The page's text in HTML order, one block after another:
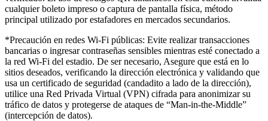
cualquier boleto impreso o captura de pantalla física, método
principal utilizado por estafadores en mercados secundarios.
*Precaución en redes Wi-Fi públicas: Evite realizar transacciones
bancarias o ingresar contraseñas sensibles mientras esté conectado a
la red Wi-Fi del estadio. De ser necesario, Asegure que está en lo
sitios deseados, verificando la dirección electrónica y validando que
usa un certificado de seguridad (candadito a lado de la dirección),
utilice una Red Privada Virtual (VPN) cifrada para anonimizar su
tráfico de datos y protegerse de ataques de “Man-in-the-Middle”
(intercepción de datos).